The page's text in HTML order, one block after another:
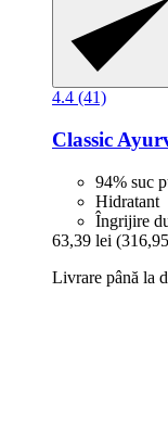
4.4 (41)
Classic
94% suc
Hidratant
Îngrijire
63,39 lei
Livrare până la